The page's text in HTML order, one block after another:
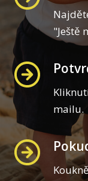
"Ještě
mailu.